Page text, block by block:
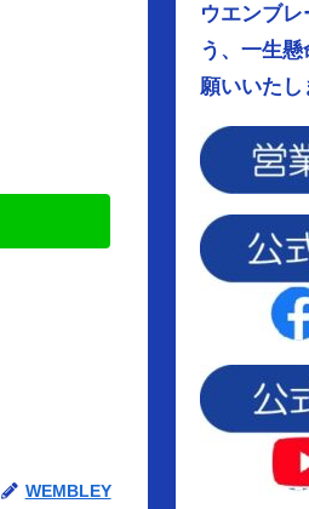
WEMBLEY
ウエンブ
う、一生懸
願いいたし